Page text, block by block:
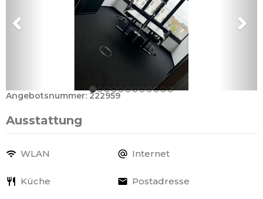
Angebotsnummer: 222959
Ausstattung
WLAN Internet
Küche Postadresse